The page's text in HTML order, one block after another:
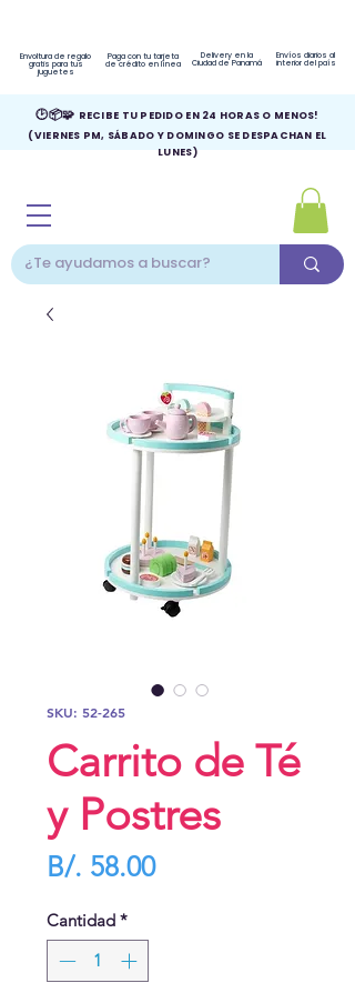
Envoltura de regalo
gratis para tus
juguetes
Paga con tu tarjeta
de crédito en línea
Delivery en la
Ciudad de Panamá
Envíos diarios al
interior del país
🕑📦🧩 RECIBE TU PEDIDO EN 24 HORAS O MENOS!
(VIERNES PM, SÁBADO Y DOMINGO SE DESPACHAN EL
LUNES)
SKU: 52-265
Carrito de Té
y Postres
B/. 58.00Precio
Cantidad *